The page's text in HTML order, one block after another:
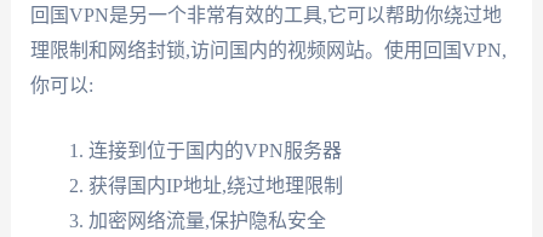
回国VPN是另一个非常有效的工具,它可以帮助你绕过地
理限制和网络封锁,访问国内的视频网站。使用回国VPN,
你可以:
连接到位于国内的VPN服务器
获得国内IP地址,绕过地理限制
加密网络流量,保护隐私安全